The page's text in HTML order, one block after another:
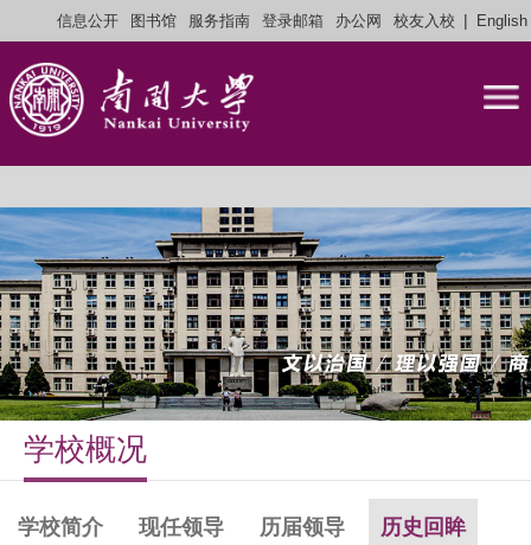
信息公开 图书馆 服务指南 登录邮箱 办公网 校友入校 | English
学校概况
学校简介 现任领导 历届领导 历史回眸